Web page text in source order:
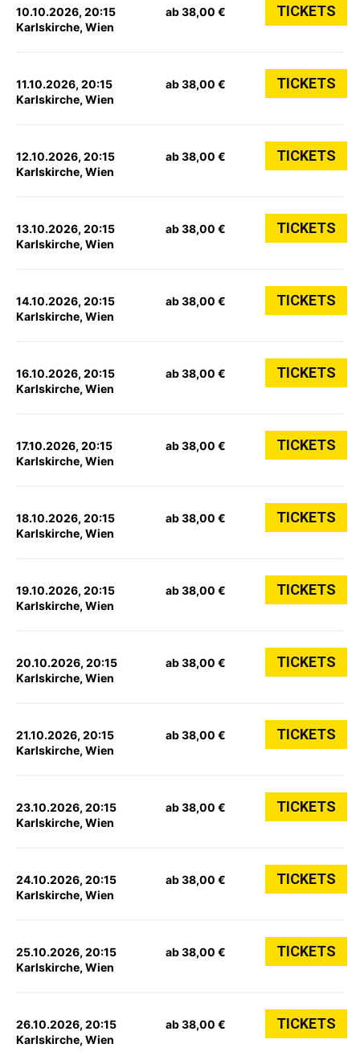
10.10.2026, 20:15
Karlskirche, Wien
ab 38,00 € TICKETS
11.10.2026, 20:15
Karlskirche, Wien
ab 38,00 € TICKETS
12.10.2026, 20:15
Karlskirche, Wien
ab 38,00 € TICKETS
13.10.2026, 20:15
Karlskirche, Wien
ab 38,00 € TICKETS
14.10.2026, 20:15
Karlskirche, Wien
ab 38,00 € TICKETS
16.10.2026, 20:15
Karlskirche, Wien
ab 38,00 € TICKETS
17.10.2026, 20:15
Karlskirche, Wien
ab 38,00 € TICKETS
18.10.2026, 20:15
Karlskirche, Wien
ab 38,00 € TICKETS
19.10.2026, 20:15
Karlskirche, Wien
ab 38,00 € TICKETS
20.10.2026, 20:15
Karlskirche, Wien
ab 38,00 € TICKETS
21.10.2026, 20:15
Karlskirche, Wien
ab 38,00 € TICKETS
23.10.2026, 20:15
Karlskirche, Wien
ab 38,00 € TICKETS
24.10.2026, 20:15
Karlskirche, Wien
ab 38,00 € TICKETS
25.10.2026, 20:15
Karlskirche, Wien
ab 38,00 € TICKETS
26.10.2026, 20:15
Karlskirche, Wien
ab 38,00 € TICKETS